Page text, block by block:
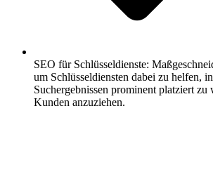
SEO für Schlüsseldienste:
um Schlüsseldiensten dabei zu helfen,
Suchergebnissen prominent platziert zu
Kunden anzuziehen.